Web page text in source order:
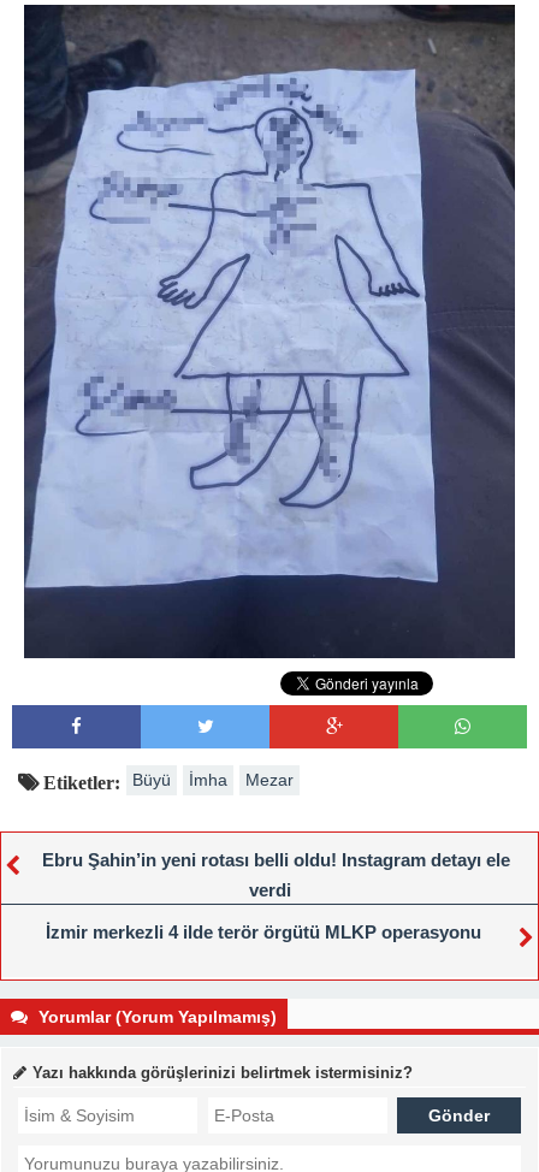
Etiketler: Büyü İmha Mezar
Ebru Şahin’in yeni rotası belli oldu! Instagram detayı ele
verdi
İzmir merkezli 4 ilde terör örgütü MLKP operasyonu
Yorumlar (Yorum Yapılmamış)
Yazı hakkında görüşlerinizi belirtmek istermisiniz?